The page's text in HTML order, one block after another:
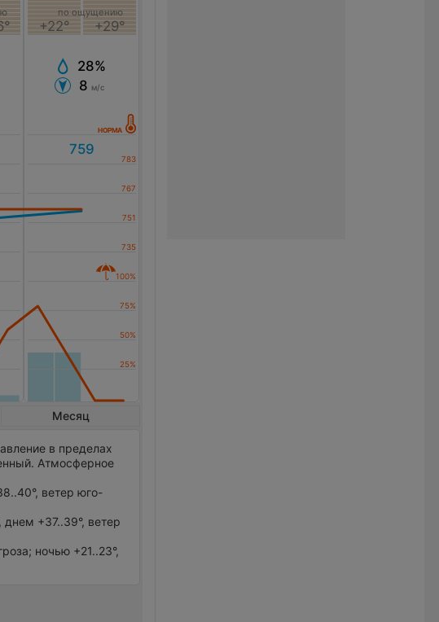
+22° +29°
по ощущению
28%
8 м/с
Месяц
в пределах
Атмосферное
ветер юго-
+37..39°, ветер
ночью +21..23°,